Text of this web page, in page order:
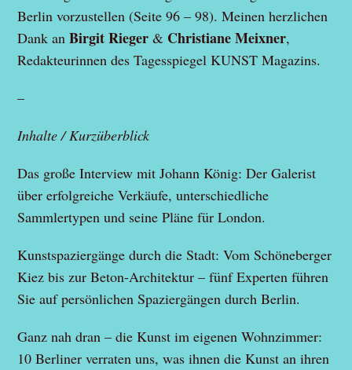
Berlin vorzustellen (Seite 96 – 98). Meinen herzlichen
Dank anBirgit Rieger & Christiane Meixner,
Redakteurinnen des Tagesspiegel KUNST Magazins.
–
Inhalte / Kurzüberblick
Das große Interview mit Johann König: Der Galerist
über erfolgreiche Verkäufe, unterschiedliche
Sammlertypen und seine Pläne für London.
Kunstspaziergänge durch die Stadt: Vom Schöneberger
Kiez bis zur Beton-Architektur – fünf Experten führen
Sie auf persönlichen Spaziergängen durch Berlin.
Ganz nah dran – die Kunst im eigenen Wohnzimmer:
10 Berliner verraten uns, was ihnen die Kunst an ihren